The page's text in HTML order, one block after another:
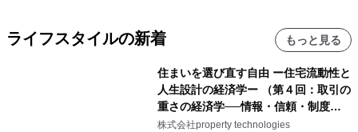
ライフスタイルの新着 もっと見る
住まいを選び直す自由 ー住宅流動性と
人生設計の経済学ー （第４回：取引の
重さの経済学──情報・信頼・制度を
PropTechはどう組み替えるか）｜
株式会社property technologies